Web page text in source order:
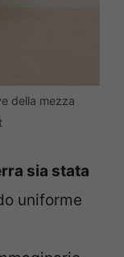
della mezza
sia stata
uniforme